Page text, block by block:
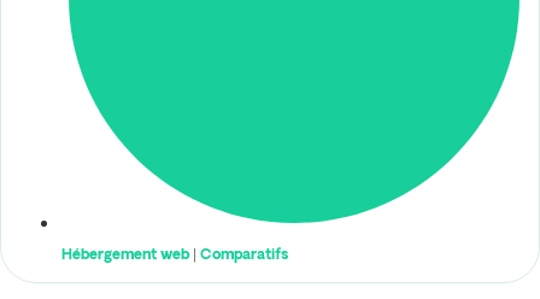
Hébergement web| Comparatifs